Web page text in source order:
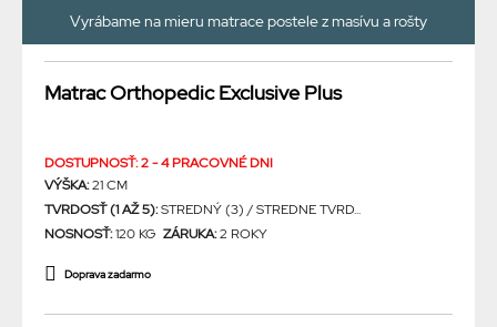
Vyrábame na mieru matrace postele z masívu a rošty
Matrac Orthopedic Exclusive Plus
DOSTUPNOSŤ: 2 - 4 PRACOVNÉ DNI
VÝŠKA:21 CM
TVRDOSŤ (1 AŽ 5):STREDNÝ (3) / STREDNE TVRD...
NOSNOSŤ:120 KG ZÁRUKA:2 ROKY
Doprava zadarmo